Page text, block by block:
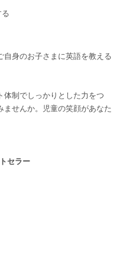
身のお子さまに英語を教える
制でしっかりとした力をつ
せんか。児童の笑顔があなた
セラー